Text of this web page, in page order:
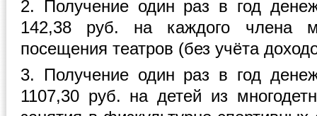
2. Получение один раз в год
142,38 руб. на каждого члена
посещения театров (без учёта
3. Получение один раз в год
1107,30 руб. на детей из